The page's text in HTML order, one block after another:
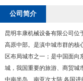
公司简介
昆明丰康机械设备有限公司位
高原中部。是滇中城市群的核
区布局城市之一；是中国面向
城，我国重要的旅游、商贸城
中南半岛、南亚次大陆 各国进